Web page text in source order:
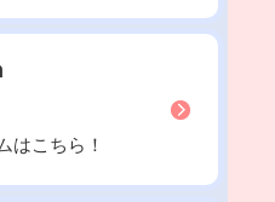
はこちら！